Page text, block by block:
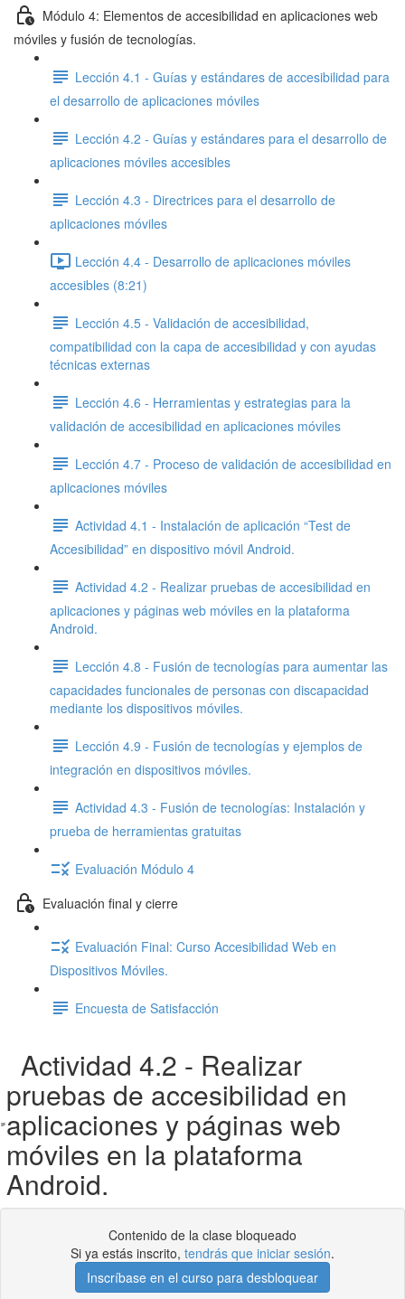
Módulo 4: Elementos de accesibilidad en aplicaciones web
móviles y fusión de tecnologías.
Lección 4.1 - Guías y estándares de accesibilidad para
el desarrollo de aplicaciones móviles
Lección 4.2 - Guías y estándares para el desarrollo de
aplicaciones móviles accesibles
Lección 4.3 - Directrices para el desarrollo de
aplicaciones móviles
Lección 4.4 - Desarrollo de aplicaciones móviles
accesibles (8:21)
Lección 4.5 - Validación de accesibilidad,
compatibilidad con la capa de accesibilidad y con ayudas
técnicas externas
Lección 4.6 - Herramientas y estrategias para la
validación de accesibilidad en aplicaciones móviles
Lección 4.7 - Proceso de validación de accesibilidad en
aplicaciones móviles
Actividad 4.1 - Instalación de aplicación “Test de
Accesibilidad” en dispositivo móvil Android.
Actividad 4.2 - Realizar pruebas de accesibilidad en
aplicaciones y páginas web móviles en la plataforma
Android.
Lección 4.8 - Fusión de tecnologías para aumentar las
capacidades funcionales de personas con discapacidad
mediante los dispositivos móviles.
Lección 4.9 - Fusión de tecnologías y ejemplos de
integración en dispositivos móviles.
Actividad 4.3 - Fusión de tecnologías: Instalación y
prueba de herramientas gratuitas
Evaluación Módulo 4
Evaluación final y cierre
Evaluación Final: Curso Accesibilidad Web en
Dispositivos Móviles.
Encuesta de Satisfacción
Actividad 4.2 - Realizar
pruebas de accesibilidad en
aplicaciones y páginas web
móviles en la plataforma
Android.
Contenido de la clase bloqueado
Si ya estás inscrito, tendrás que iniciar sesión.
Inscríbase en el curso para desbloquear